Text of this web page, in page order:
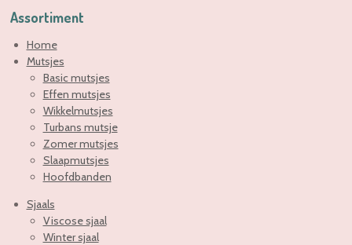
Assortiment
Home
Mutsjes
Basic mutsjes
Effen mutsjes
Wikkelmutsjes
Turbans mutsje
Zomer mutsjes
Slaapmutsjes
Hoofdbanden
Sjaals
Viscose sjaal
Winter sjaal